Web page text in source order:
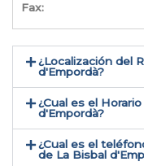
Fax:
¿Localización del
d'Empordà​?
¿Cual es el
d'Empordà?
¿Cual es el
de La Bisbal